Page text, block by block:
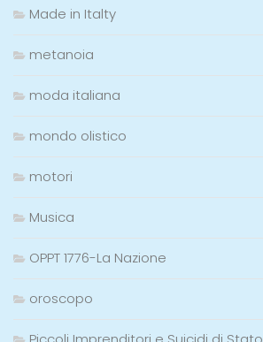
Made in Italty
metanoia
moda italiana
mondo olistico
motori
Musica
OPPT 1776-La Nazione
oroscopo